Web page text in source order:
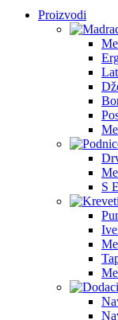
Proizvodi
S